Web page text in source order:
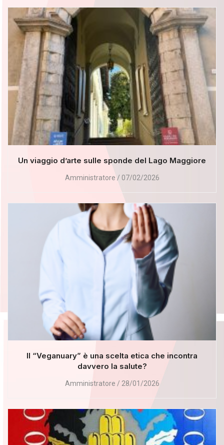
Un viaggio d’arte sulle sponde del Lago Maggiore
Amministratore 07/02/2026
Il “Veganuary” è una scelta etica che incontra
davvero la salute?
Amministratore 28/01/2026